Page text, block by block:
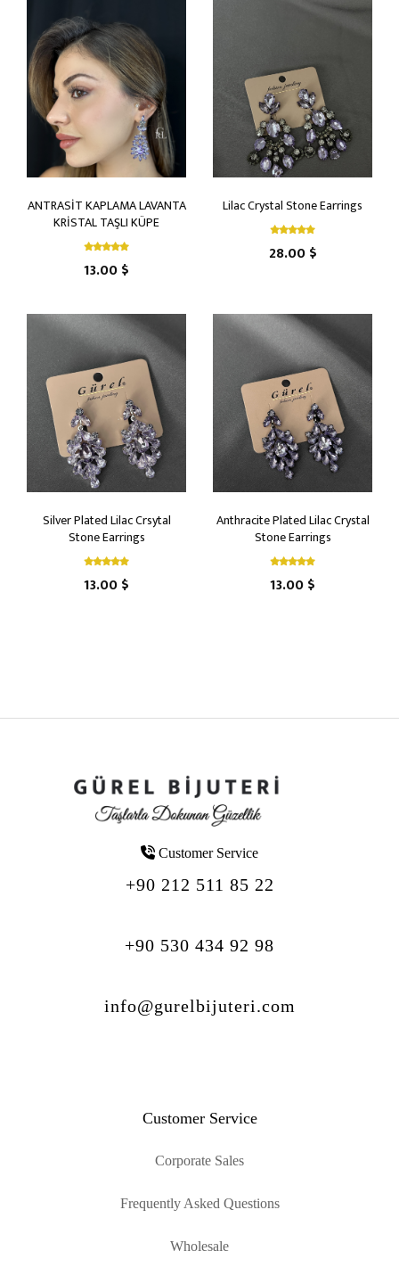
ANTRASİT KAPLAMA LAVANTA
KRİSTAL TAŞLI KÜPE
13.00 $
Lilac Crystal Stone Earrings
28.00 $
Silver Plated Lilac Crsytal
Stone Earrings
13.00 $
Anthracite Plated Lilac Crystal
Stone Earrings
13.00 $
Customer Service
+90 212 511 85 22
+90 530 434 92 98
info@gurelbijuteri.com
Customer Service
Corporate Sales
Frequently Asked Questions
Wholesale